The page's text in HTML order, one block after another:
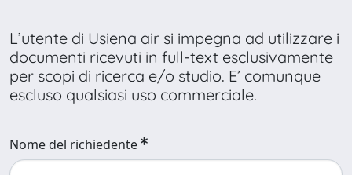
L’utente di Usiena air si impegna ad utilizzare i
documenti ricevuti in full-text esclusivamente
per scopi di ricerca e/o studio. E’ comunque
escluso qualsiasi uso commerciale.
Nome del richiedente